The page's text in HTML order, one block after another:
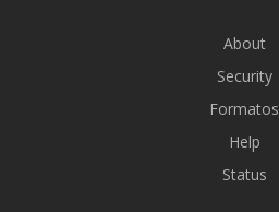
About
Security
Formatos
Help
Status